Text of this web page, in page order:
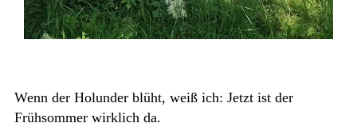
Wenn der Holunder blüht, weiß ich: Jetzt ist der
Frühsommer wirklich da.